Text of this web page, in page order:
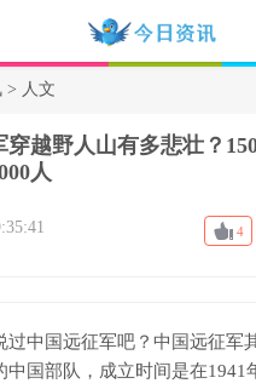
> 人文
穿越野人山有多悲壮？
人
4
过中国远征军吧？中国远征军
中国部队，成立时间是在1941